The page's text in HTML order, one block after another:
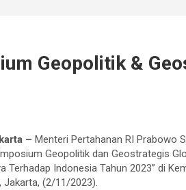
Geopolitik &
– Menteri Pertahanan RI Prabowo
Geopolitik dan Geostrategis
Terhadap Indonesia Tahun 2023” di
Jakarta, (2/11/2023).